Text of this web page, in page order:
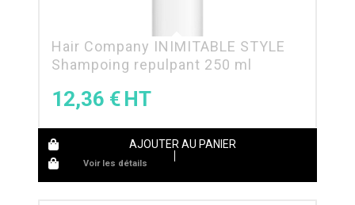
Hair Company INIMITABLE STYLE
Shampoing repulpant 250 ml
12,36 €
AJOUTER AU PANIER
Voir les détails